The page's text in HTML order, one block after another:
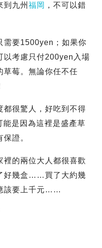
九州 福岡 ，不可以錯
需要1500yen；如果你
以考慮只付200yen入場
草莓。無論你任不任
都很驚人，好吃到不得
是因為這裡是盛產草
證。
裡的兩位大人都很喜歡
好幾盒……買了大約幾
該要上千元……